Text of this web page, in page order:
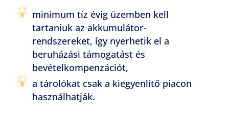
minimum tíz évig üzemben kell
tartaniuk az akkumulátor-
rendszereket, így nyerhetik el a
beruházási támogatást és
bevételkompenzációt,
a tárolókat csak a kiegyenlítő piacon
használhatják.